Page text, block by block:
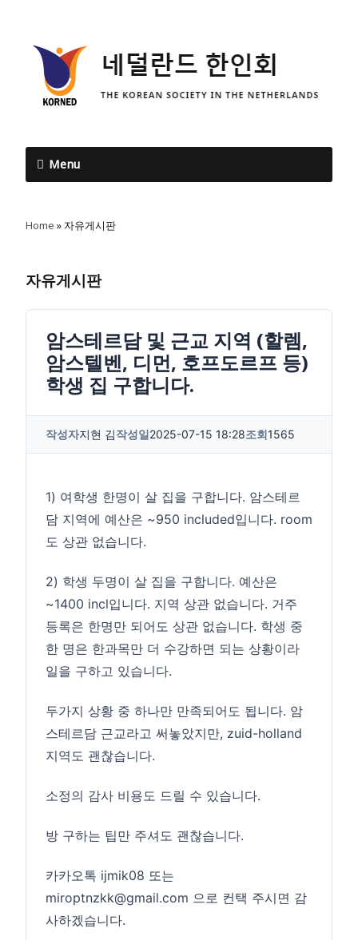
Menu
Home »자유게시판
자유게시판
암스테르담 및 근교 지역 (할렘,
암스텔벤, 디먼, 호프도르프 등)
학생 집 구합니다.
작성자지현 김작성일2025-07-15 18:28조회1565
1) 여학생 한명이 살 집을 구합니다. 암스테르
담 지역에 예산은 ~950 included입니다. room
도 상관 없습니다.
2) 학생 두명이 살 집을 구합니다. 예산은
~1400 incl입니다. 지역 상관 없습니다. 거주
등록은 한명만 되어도 상관 없습니다. 학생 중
한 명은 한과목만 더 수강하면 되는 상황이라
일을 구하고 있습니다.
두가지 상황 중 하나만 만족되어도 됩니다. 암
스테르담 근교라고 써놓았지만, zuid-holland
지역도 괜찮습니다.
소정의 감사 비용도 드릴 수 있습니다.
방 구하는 팁만 주셔도 괜찮습니다.
카카오톡 ijmik08 또는
miroptnzkk@gmail.com 으로 컨택 주시면 감
사하겠습니다.